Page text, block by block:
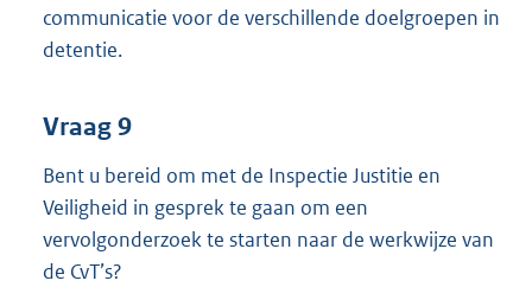
communicatie voor de verschillende doelgroepen in
detentie.
Vraag 9
Bent u bereid om met de Inspectie Justitie en
Veiligheid in gesprek te gaan om een
vervolgonderzoek te starten naar de werkwijze van
de CvT’s?